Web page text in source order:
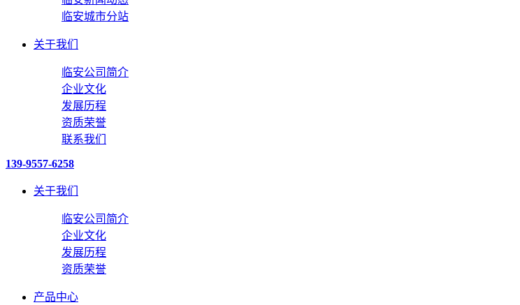
临安城市分站
关于我们
临安公司简介
企业文化
发展历程
资质荣誉
联系我们
139-9557-6258
关于我们
临安公司简介
企业文化
发展历程
资质荣誉
产品中心